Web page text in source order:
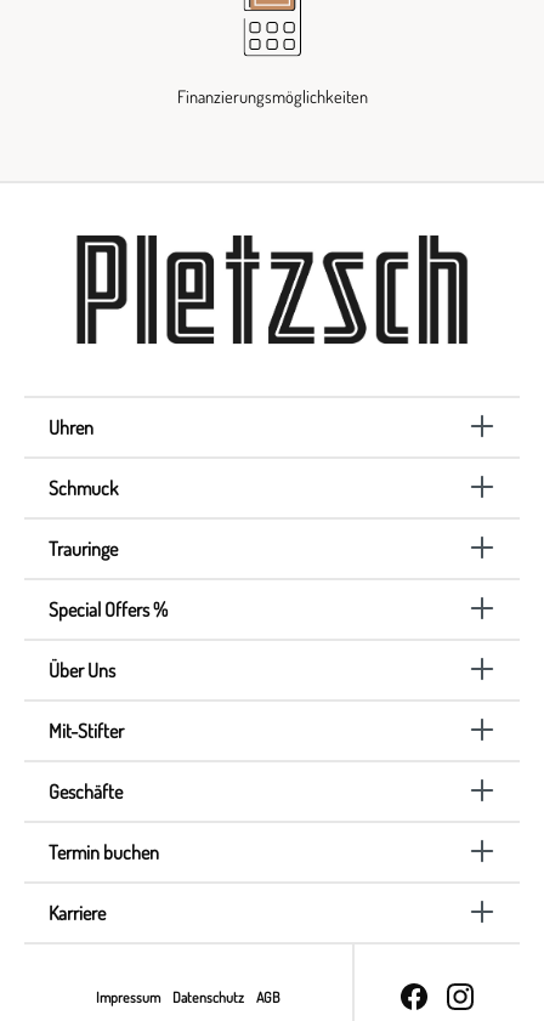
Finanzierungsmöglichkeiten
Uhren
Schmuck
Trauringe
Special Offers %
Über Uns
Mit-Stifter
Geschäfte
Termin buchen
Karriere
Impressum Datenschutz AGB